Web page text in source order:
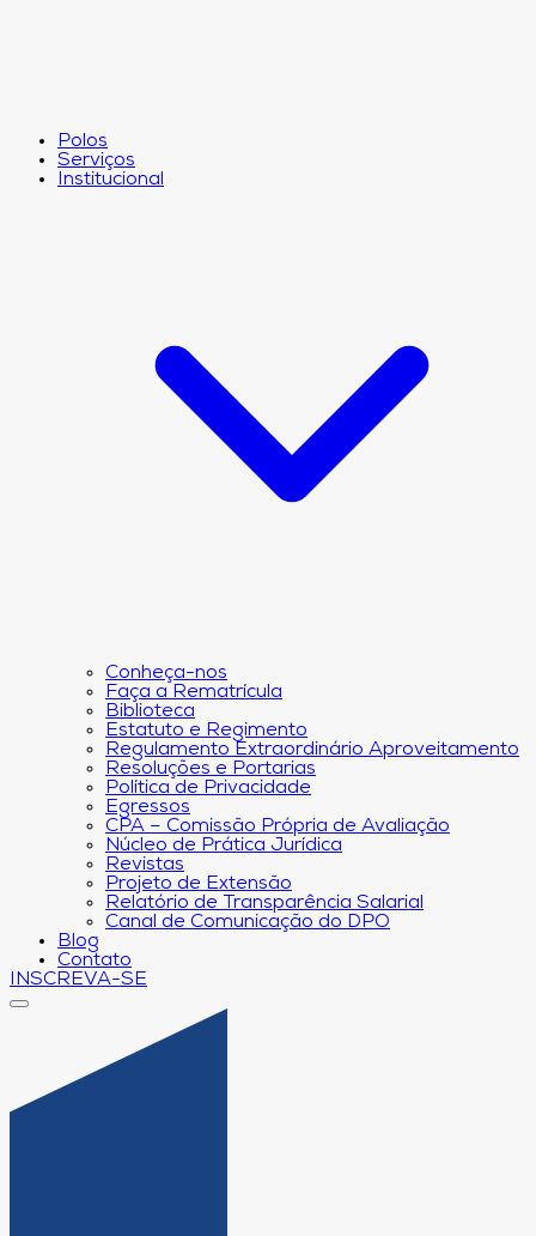
Polos
Serviços
Institucional
Conheça-nos
Faça a Rematrícula
Biblioteca
Estatuto e Regimento
Regulamento Extraordinário Aproveitamento
Resoluções e Portarias
Política de Privacidade
Egressos
CPA – Comissão Própria de Avaliação
Núcleo de Prática Jurídica
Revistas
Projeto de Extensão
Relatório de Transparência Salarial
Canal de Comunicação do DPO
Blog
Contato
INSCREVA-SE